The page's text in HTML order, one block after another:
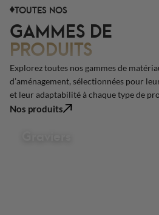
TOUTES NOS
GAMMES DE
PRODUITS
Explorez toutes nos gammes de
d’aménagement, sélectionnées pour
et leur adaptabilité à chaque type de
Nos produits